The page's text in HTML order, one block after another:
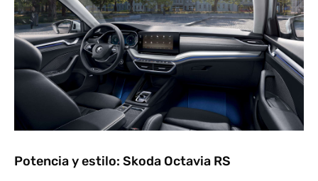
Potencia y estilo: Skoda Octavia RS